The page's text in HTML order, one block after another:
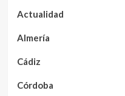
Actualidad
Almería
Cádiz
Córdoba